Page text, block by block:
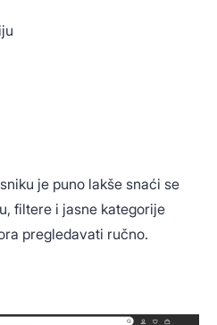
je puno lakše snaći se
filtere i jasne kategorije
pregledavati ručno.